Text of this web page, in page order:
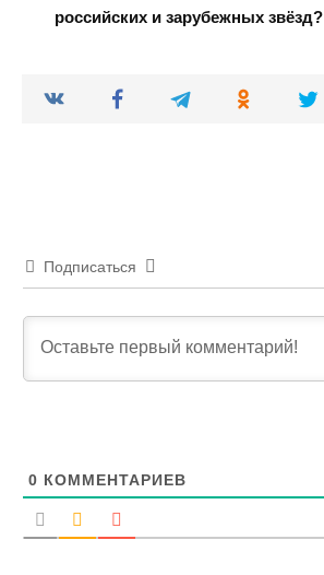
российских и зарубежных звёзд?
Подписаться
0 КОММЕНТАРИЕВ